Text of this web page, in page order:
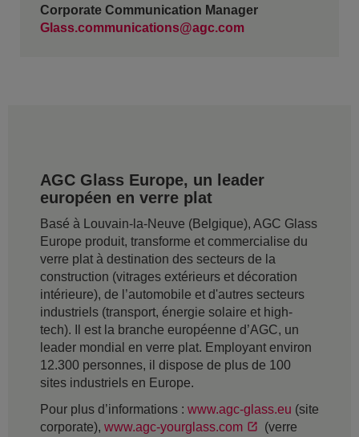
Corporate Communication Manager
Glass.communications@agc.com
AGC Glass Europe, un leader
européen en verre plat
Basé à Louvain-la-Neuve (Belgique), AGC Glass
Europe produit, transforme et commercialise du
verre plat à destination des secteurs de la
construction (vitrages extérieurs et décoration
intérieure), de l’automobile et d'autres secteurs
industriels (transport, énergie solaire et high-
tech). Il est la branche européenne d’AGC, un
leader mondial en verre plat. Employant environ
12.300 personnes, il dispose de plus de 100
sites industriels en Europe.
Pour plus d’informations : www.agc-glass.eu (site
corporate), www.agc-yourglass.com
(verre